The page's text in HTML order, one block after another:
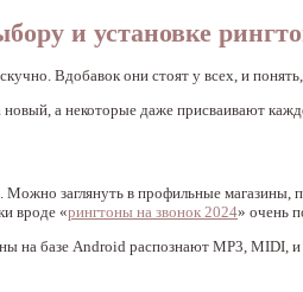
и установке
Вдобавок они стоят у всех, и понять,
а некоторые даже присваивают
заглянуть в профильные
вроде «рингтоны на звонок 2024» очень
на базе Android распознают MP3,